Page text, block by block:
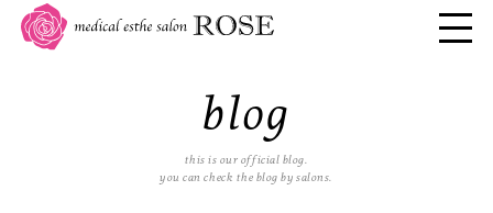
blog
this is our official blog.
you can check the blog by salons.